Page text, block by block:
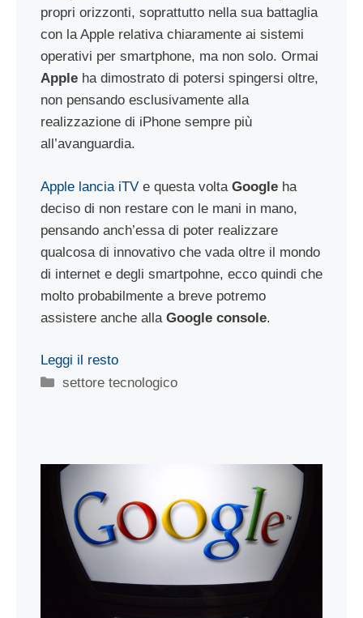
propri orizzonti, soprattutto nella sua battaglia
con la Apple relativa chiaramente ai sistemi
operativi per smartphone, ma non solo. Ormai
Apple ha dimostrato di potersi spingersi oltre,
non pensando esclusivamente alla
realizzazione di iPhone sempre più
all’avanguardia.
Apple lancia iTV e questa volta Google ha
deciso di non restare con le mani in mano,
pensando anch’essa di poter realizzare
qualcosa di innovativo che vada oltre il mondo
di internet e degli smartpohne, ecco quindi che
molto probabilmente a breve potremo
assistere anche alla Google console.
Leggi il resto
Categorie
settore tecnologico